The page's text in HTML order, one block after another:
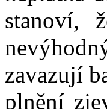
stanoví,
zavazují
plnění